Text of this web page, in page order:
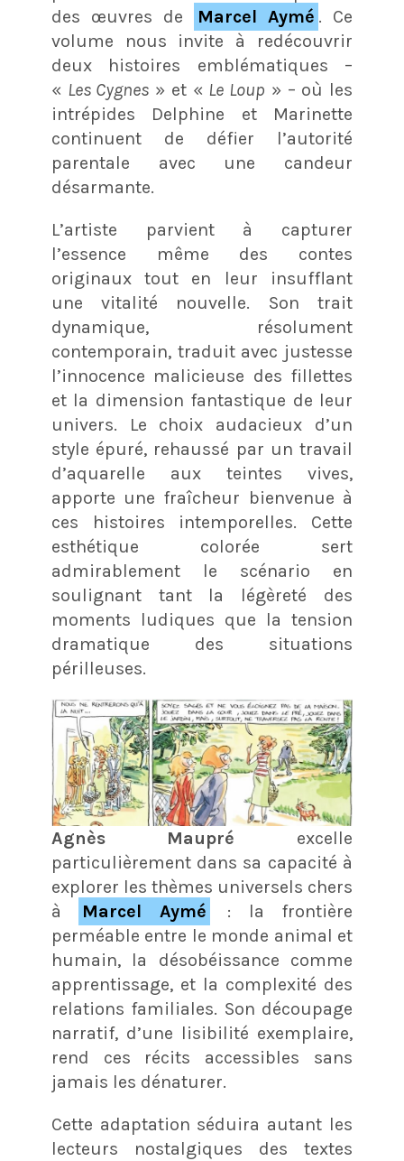
des œuvres de
Marcel Aymé . Ce
volume nous invite à redécouvrir
deux histoires emblématiques –
« Les Cygnes » et « Le Loup » – où les
intrépides Delphine et Marinette
continuent de défier l’autorité
parentale avec une candeur
désarmante.
L’artiste parvient à capturer
l’essence même des contes
originaux tout en leur insufflant
une vitalité nouvelle. Son trait
dynamique, résolument
contemporain, traduit avec justesse
l’innocence malicieuse des fillettes
et la dimension fantastique de leur
univers. Le choix audacieux d’un
style épuré, rehaussé par un travail
d’aquarelle aux teintes vives,
apporte une fraîcheur bienvenue à
ces histoires intemporelles. Cette
esthétique colorée sert
admirablement le scénario en
soulignant tant la légèreté des
moments ludiques que la tension
dramatique des situations
périlleuses.
Agnès Maupré excelle
particulièrement dans sa capacité à
explorer les thèmes universels chers
à
Marcel Aymé
: la frontière
perméable entre le monde animal et
humain, la désobéissance comme
apprentissage, et la complexité des
relations familiales. Son découpage
narratif, d’une lisibilité exemplaire,
rend ces récits accessibles sans
jamais les dénaturer.
Cette adaptation séduira autant les
lecteurs nostalgiques des textes